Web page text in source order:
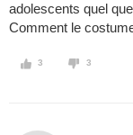
adolescents quel
Comment le
3 3